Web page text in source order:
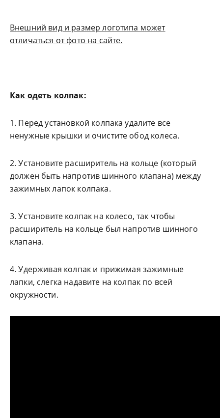
Внешний вид и размер логотипа может
отличаться от фото на сайте.
Как одеть колпак:
1. Перед установкой колпака удалите все
ненужные крышки и очистите обод колеса.
2. Установите расширитель на кольце (который
должен быть напротив шинного клапана) между
зажимных лапок колпака.
3. Установите колпак на колесо, так чтобы
расширитель на кольце был напротив шинного
клапана.
4. Удерживая колпак и прижимая зажимные
лапки, слегка надавите на колпак по всей
окружности.